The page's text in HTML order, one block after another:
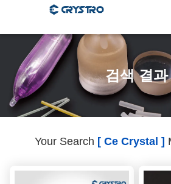
검색 결과
Your Search [ Ce Crystal ]